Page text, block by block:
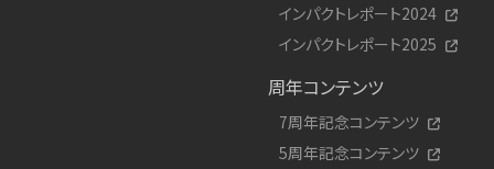
インパクトレポート2024
インパクトレポート2025
周年コンテンツ
7周年記念コンテンツ
5周年記念コンテンツ